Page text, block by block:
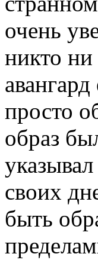
очень
никто
просто
образ
своих
быть